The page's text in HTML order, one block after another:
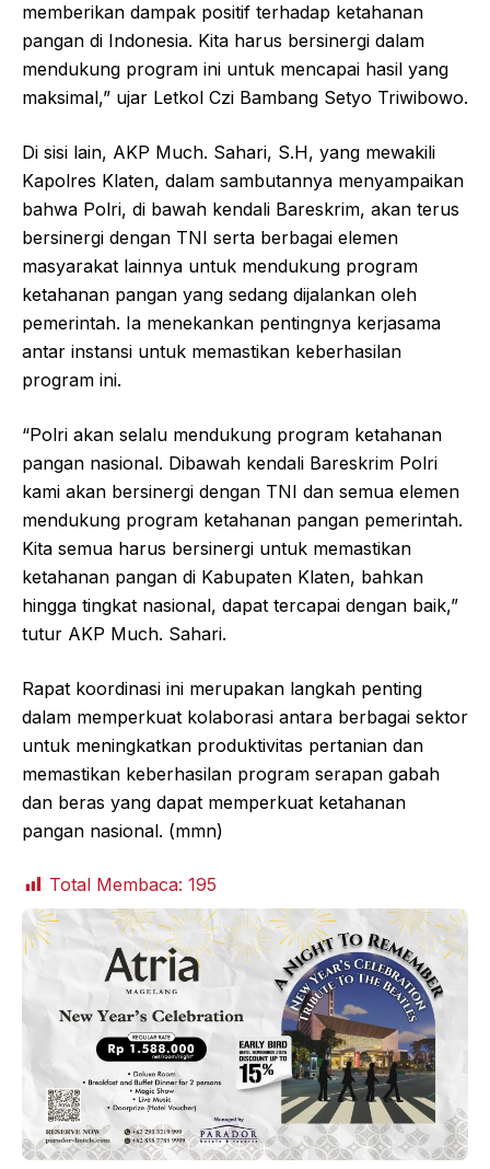
memberikan dampak positif terhadap ketahanan
pangan di Indonesia. Kita harus bersinergi dalam
mendukung program ini untuk mencapai hasil yang
maksimal,” ujar Letkol Czi Bambang Setyo Triwibowo.
Di sisi lain, AKP Much. Sahari, S.H, yang mewakili
Kapolres Klaten, dalam sambutannya menyampaikan
bahwa Polri, di bawah kendali Bareskrim, akan terus
bersinergi dengan TNI serta berbagai elemen
masyarakat lainnya untuk mendukung program
ketahanan pangan yang sedang dijalankan oleh
pemerintah. Ia menekankan pentingnya kerjasama
antar instansi untuk memastikan keberhasilan
program ini.
“Polri akan selalu mendukung program ketahanan
pangan nasional. Dibawah kendali Bareskrim Polri
kami akan bersinergi dengan TNI dan semua elemen
mendukung program ketahanan pangan pemerintah.
Kita semua harus bersinergi untuk memastikan
ketahanan pangan di Kabupaten Klaten, bahkan
hingga tingkat nasional, dapat tercapai dengan baik,”
tutur AKP Much. Sahari.
Rapat koordinasi ini merupakan langkah penting
dalam memperkuat kolaborasi antara berbagai sektor
untuk meningkatkan produktivitas pertanian dan
memastikan keberhasilan program serapan gabah
dan beras yang dapat memperkuat ketahanan
pangan nasional. (mmn)
Total Membaca: 195